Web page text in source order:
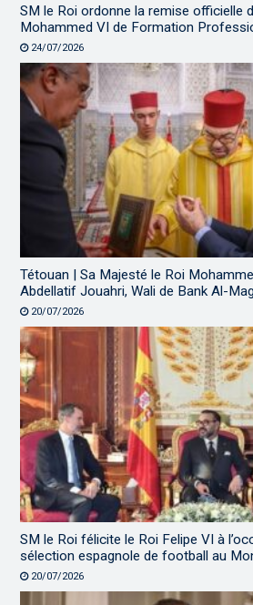
SM le Roi ordonne la remise officielle
Mohammed VI de Formation
24/07/2026
Tétouan | Sa Majesté le Roi
Abdellatif Jouahri, Wali de Bank Al-
20/07/2026
SM le Roi félicite le Roi Felipe VI à
sélection espagnole de football au
20/07/2026